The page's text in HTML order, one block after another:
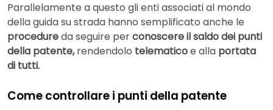
Parallelamente a questo gli enti associati al mondo
della guida su strada hanno semplificato anche le
procedureda seguire perconoscere il saldo dei punti
della patente,rendendolo telematicoe alla portata
di tutti.
Come controllare i punti della patente